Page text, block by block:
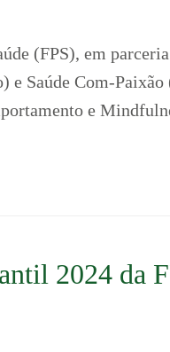
(FPS), em
e Saúde Com-
e
2024 da